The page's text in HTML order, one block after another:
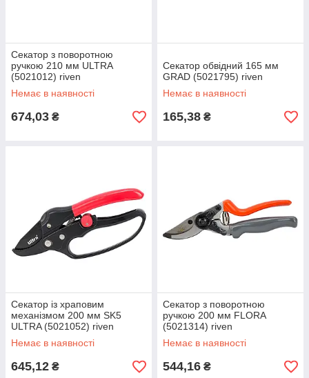
Секатор з поворотною
ручкою 210 мм ULTRA
(5021012) riven
Немає в наявності
674,03 ₴
Секатор обвідний 165 мм
GRAD (5021795) riven
Немає в наявності
165,38 ₴
Секатор із храповим
механізмом 200 мм SK5
ULTRA (5021052) riven
Немає в наявності
645,12 ₴
Секатор з поворотною
ручкою 200 мм FLORA
(5021314) riven
Немає в наявності
544,16 ₴